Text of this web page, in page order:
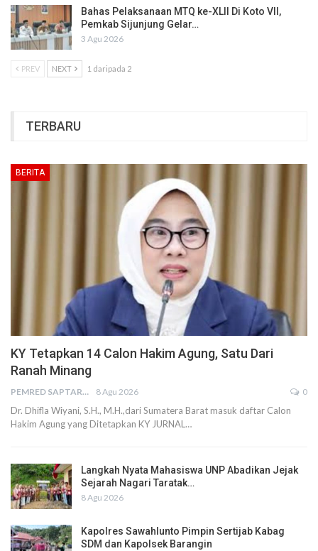
Bahas Pelaksanaan MTQ ke-XLII Di Koto VII,
Pemkab Sijunjung Gelar…
3 Agu 2026
PREV NEXT 1 daripada 2
TERBARU
BERITA
KY Tetapkan 14 Calon Hakim Agung, Satu Dari
Ranah Minang
PEMRED SAPTARIUS 8 Agu 2026 0
Dr. Dhifla Wiyani, S.H., M.H.,dari Sumatera Barat masuk daftar Calon
Hakim Agung yang Ditetapkan KY JURNAL…
Langkah Nyata Mahasiswa UNP Abadikan Jejak
Sejarah Nagari Taratak…
8 Agu 2026
Kapolres Sawahlunto Pimpin Sertijab Kabag
SDM dan Kapolsek Barangin